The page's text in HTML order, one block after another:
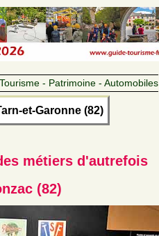
- Patrimoine - Automobiles
et-Garonne (82)
métiers d'autrefois
(82)